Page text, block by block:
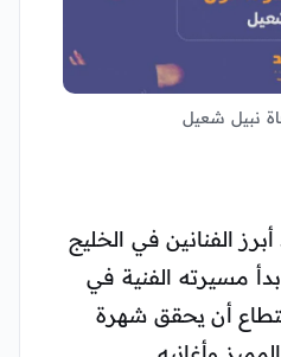
نبيل شعيل
الفنانين في الخليج
مسيرته الفنية في
أن يحقق شهرة